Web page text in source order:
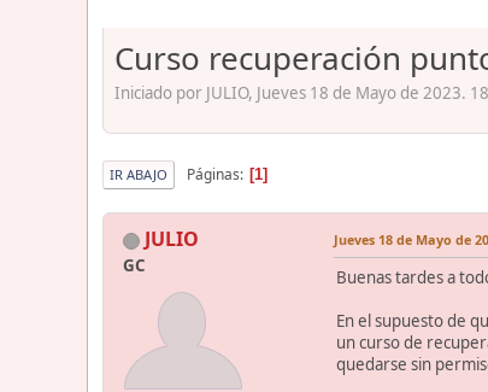
Curso recuperación
Iniciado por JULIO, Jueves 18 de Mayo de 2023.
IR ABAJO Páginas 1
JULIO
GC
Jueves 18 de Mayo de
Buenas tardes a
En el supuesto de
un curso de
quedarse sin